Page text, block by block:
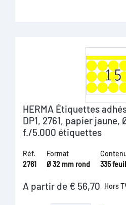
HERMA Étiquettes
DP1, 2761, papier jaune,
f./5.000 étiquettes
Réf.
2761
Format
Ø 32 mm rond
335
A partir de € 56,70 Hors